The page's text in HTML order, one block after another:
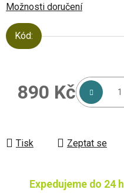
Možnosti doručení
Kód:
890 Kč
Tisk Zeptat se
Expedujeme do 24 h